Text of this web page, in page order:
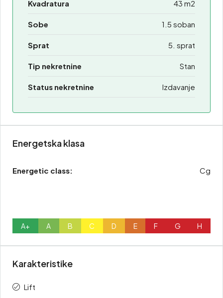
Kvadratura 43 m2
Sobe 1.5 soban
Sprat 5. sprat
Tip nekretnine Stan
Status nekretnine Izdavanje
Energetska klasa
Energetic class: Cg
A+ A B C D E F G H
Karakteristike
Lift